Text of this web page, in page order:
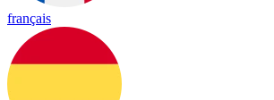
français